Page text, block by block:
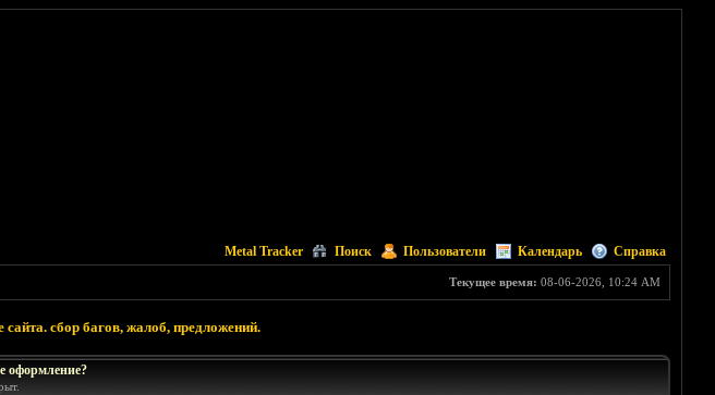
Metal Tracker Поиск Пользователи Календарь Справка
Текущее время: 08-06-2026, 10:24 AM
сайта. сбор багов, жалоб, предложений.
оформление?